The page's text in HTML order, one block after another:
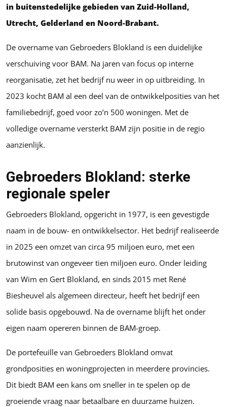
in buitenstedelijke gebieden van Zuid-Holland,
Utrecht, Gelderland en Noord-Brabant.
De overname van Gebroeders Blokland is een duidelijke
verschuiving voor BAM. Na jaren van focus op interne
reorganisatie, zet het bedrijf nu weer in op uitbreiding. In
2023 kocht BAM al een deel van de ontwikkelposities van het
familiebedrijf, goed voor zo’n 500 woningen. Met de
volledige overname versterkt BAM zijn positie in de regio
aanzienlijk.
Gebroeders Blokland: sterke
regionale speler
Gebroeders Blokland, opgericht in 1977, is een gevestigde
naam in de bouw- en ontwikkelsector. Het bedrijf realiseerde
in 2025 een omzet van circa 95 miljoen euro, met een
brutowinst van ongeveer tien miljoen euro. Onder leiding
van Wim en Gert Blokland, en sinds 2015 met René
Biesheuvel als algemeen directeur, heeft het bedrijf een
solide basis opgebouwd. Na de overname blijft het onder
eigen naam opereren binnen de BAM-groep.
De portefeuille van Gebroeders Blokland omvat
grondposities en woningprojecten in meerdere provincies.
Dit biedt BAM een kans om sneller in te spelen op de
groeiende vraag naar betaalbare en duurzame huizen.